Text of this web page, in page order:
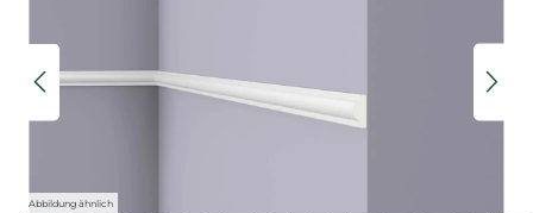
Abbildung ähnlich